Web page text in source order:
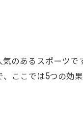
のあるスポーツで
ここでは5つの効